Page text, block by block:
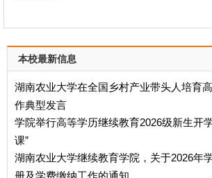
本校最新信息
湖南农业大学在全国乡村产业带头人培育
作典型发言
学院举行高等学历继续教育2026级新生开
课”
湖南农业大学继续教育学院，关于2026年
册及学费缴纳工作的通知